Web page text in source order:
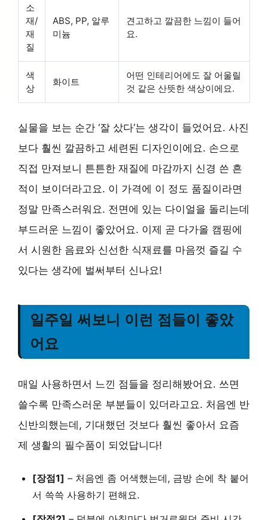
소
재/
재
질
ABS, PP, 알루
미늄
견고하고 깔끔한 느낌이 들어
요.
색
상
화이트
어떤 인테리어에도 잘 어울릴
것 같은 산뜻한 색상이에요.
실물을 보는 순간 ‘잘 샀다’는 생각이 들었어요. 사진
보다 훨씬 깔끔하고 세련된 디자인이에요. 손으로
직접 만져보니 튼튼한 재질에 마감까지 신경 쓴 흔
적이 보이더라고요. 이 가격에 이 정도 품질이라면
정말 만족스러워요. 전면에 있는 다이얼을 돌리는데
부드러운 느낌이 좋았어요. 이제 곧 다가올 캠핑에
서 시원한 음료와 신선한 식재료를 마음껏 즐길 수
있다는 생각에 벌써부터 신나요!
일주일 써보니 이런 점들이 좋았
어요
매일 사용하면서 느낀 점들을 정리해봤어요. 쓰면
쓸수록 만족스러운 부분들이 있더라고요. 처음엔 반
신반의했는데, 기대했던 것보다 훨씬 좋아서 요즘
제 생활의 필수품이 되었답니다!
[장점1] – 처음엔 좀 어색했는데, 금방 손에 착 붙어
서 쓱쓱 사용하기 편해요.